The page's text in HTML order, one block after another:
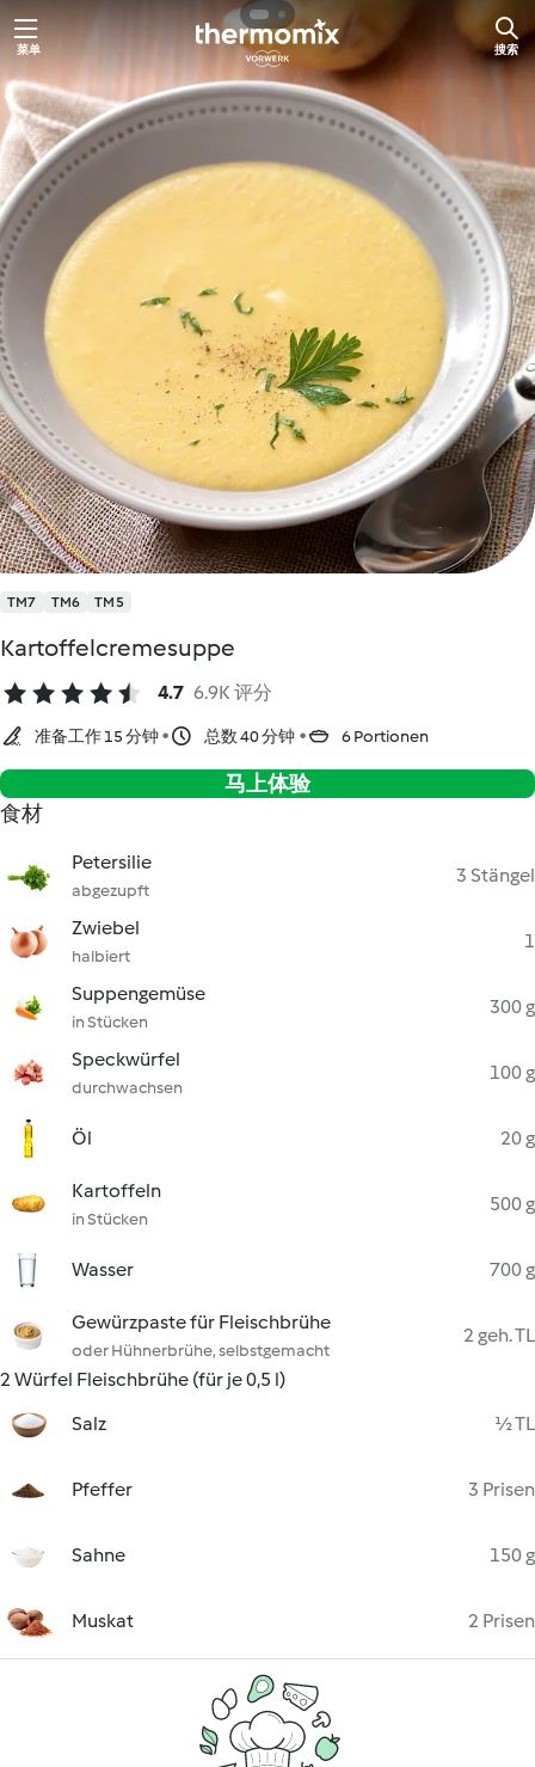
跳
内
容
菜单 搜索
TM7 TM6 TM5
Kartoffelcremesuppe
4.7 6.9K 评分
准备工作 15 分钟 总数 40 分钟 6 Portionen
马上体验
食材
Petersilie
abgezupft
3 Stängel
Zwiebel
halbiert
1
Suppengemüse
in Stücken
300 g
Speckwürfel
durchwachsen
100 g
Öl 20 g
Kartoffeln
in Stücken
500 g
Wasser 700 g
Gewürzpaste für Fleischbrühe
oder Hühnerbrühe, selbstgemacht
2 geh. TL
2 Würfel Fleischbrühe (für je 0,5 l)
Salz
½ TL
Pfeffer 3 Prisen
Sahne 150 g
Muskat 2 Prisen